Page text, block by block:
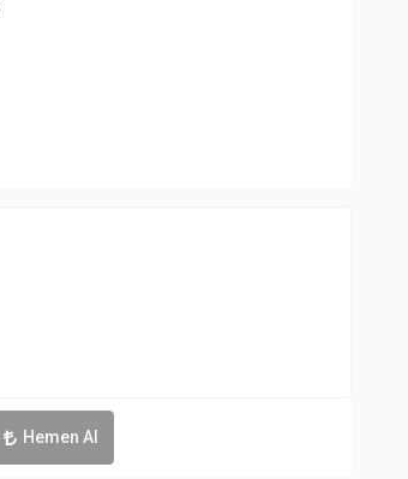
Hemen Al